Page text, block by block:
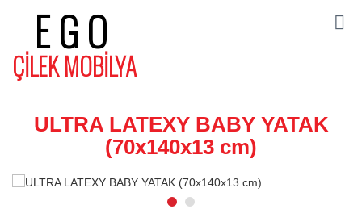
EGO
ÇİLEK MOBİLYA
ULTRA LATEXY BABY YATAK
(70x140x13 cm)